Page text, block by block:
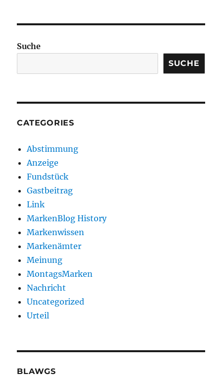
Suche
SUCHE
CATEGORIES
Abstimmung
Anzeige
Fundstück
Gastbeitrag
Link
MarkenBlog History
Markenwissen
Markenämter
Meinung
MontagsMarken
Nachricht
Uncategorized
Urteil
BLAWGS